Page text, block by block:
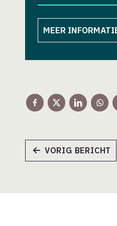
MEER
VORIG BERICHT